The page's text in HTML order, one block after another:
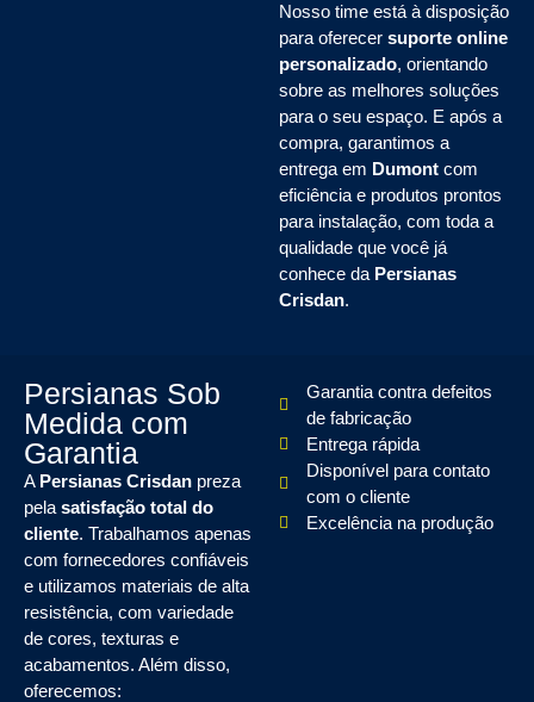
Nosso time está à disposição
para oferecer suporte online
personalizado, orientando
sobre as melhores soluções
para o seu espaço. E após a
compra, garantimos a
entrega em Dumont com
eficiência e produtos prontos
para instalação, com toda a
qualidade que você já
conhece da Persianas
Crisdan.
Persianas Sob
Medida com
Garantia
A Persianas Crisdan preza
pela satisfação total do
cliente. Trabalhamos apenas
com fornecedores confiáveis
e utilizamos materiais de alta
resistência, com variedade
de cores, texturas e
acabamentos. Além disso,
oferecemos:
Garantia contra defeitos
de fabricação
Entrega rápida
Disponível para contato
com o cliente
Excelência na produção